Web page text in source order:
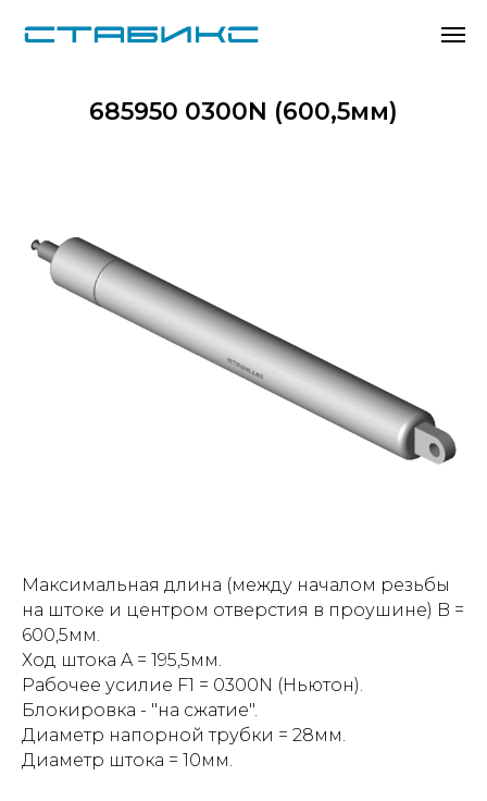
685950 0300N (600,5мм)
Максимальная длина (между началом резьбы
на штоке и центром отверстия в проушине) B =
600,5мм.
Ход штока A = 195,5мм.
Рабочее усилие F1 = 0300N (Ньютон).
Блокировка - "на сжатие".
Диаметр напорной трубки = 28мм.
Диаметр штока = 10мм.